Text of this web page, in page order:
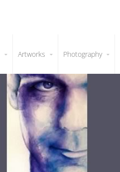
Artworks Photography